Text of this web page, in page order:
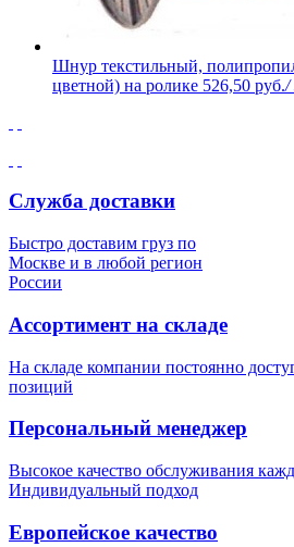
Шнур текстильный,
цветной) на ролике 526,50 руб./
Служба доставки
Быстро доставим груз по
Москве и в любой регион
России
Ассортимент на складе
На складе компании постоянно
позиций
Персональный менеджер
Высокое качество обслуживания
Индивидуальный подход
Европейское качество